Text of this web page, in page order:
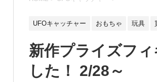
UFOキャッチャー おもちゃ 玩具
新作プライズフ
した！ 2/28～